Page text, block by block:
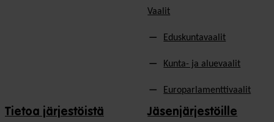
Vaalit
Eduskuntavaalit
Kunta- ja aluevaalit
Europarlamenttivaalit
Tietoa järjestöistä Jäsenjärjestöille